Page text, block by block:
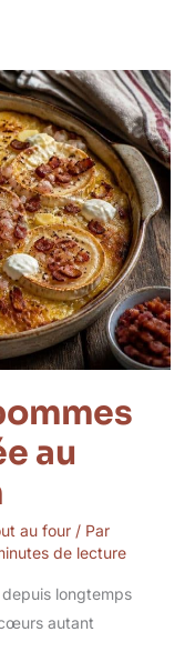
au
au four/ Par
de lecture
longtemps
autant